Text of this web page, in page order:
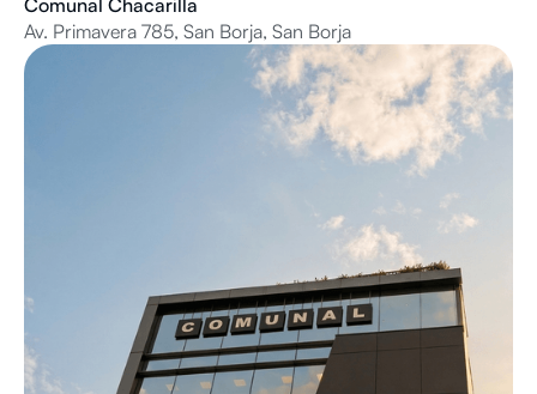
Comunal Chacarilla
Av. Primavera 785, San Borja, San Borja